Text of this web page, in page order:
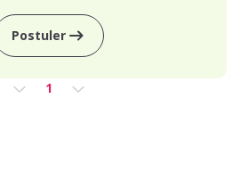
Postuler
1